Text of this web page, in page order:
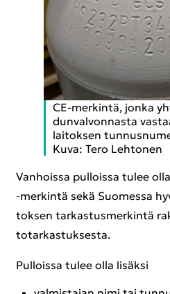
CE-​merkintä, jonka
dun­val­von­nas­ta
lai­tok­sen
Kuva: Tero Leh­to­nen
Van­hois­sa pul­lois­sa tulee
-​merkintä sekä Suo­mes­sa
tok­sen tar­kas­tus­mer­kin­tä
to­tar­kas­tuk­ses­ta.
Pul­lois­sa tulee olla li­säk­si